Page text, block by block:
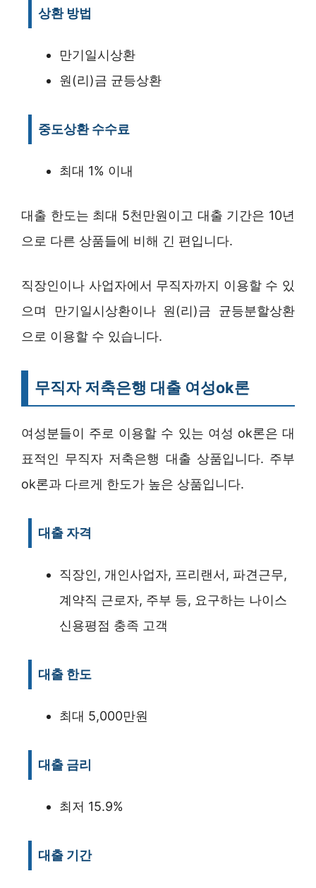
상환 방법
만기일시상환
원(리)금 균등상환
중도상환 수수료
최대 1% 이내
대출 한도는 최대 5천만원이고 대출 기간은 10년
으로 다른 상품들에 비해 긴 편입니다.
직장인이나 사업자에서 무직자까지 이용할 수 있
으며 만기일시상환이나 원(리)금 균등분할상환
으로 이용할 수 있습니다.
무직자 저축은행 대출 여성ok론
여성분들이 주로 이용할 수 있는 여성 ok론은 대
표적인 무직자 저축은행 대출 상품입니다. 주부
ok론과 다르게 한도가 높은 상품입니다.
대출 자격
직장인, 개인사업자, 프리랜서, 파견근무,
계약직 근로자, 주부 등, 요구하는 나이스
신용평점 충족 고객
대출 한도
최대 5,000만원
대출 금리
최저 15.9%
대출 기간